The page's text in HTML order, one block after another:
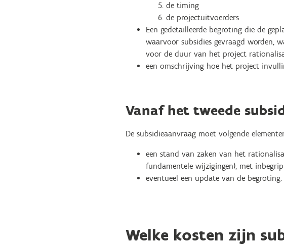
de timing
de projectuitvoerders
Een gedetailleerde begroting die de
waarvoor subsidies gevraagd worden,
voor de duur van het project
een omschrijving hoe het project
Vanaf het tweede
De subsidieaanvraag moet volgende
een stand van zaken van het
fundamentele wijzigingen), met
eventueel een update van de begroting.
Welke kosten zijn